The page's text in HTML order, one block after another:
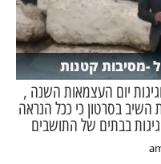
-מסיבות קטנות
יום העצמאות השנה ,
בסרטון כי ככל הנראה
בבתים של התושבים